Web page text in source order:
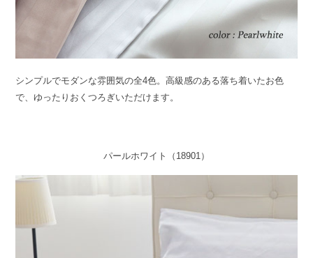
シンプルでモダンな雰囲気の全4色。高級感のある落ち着いたお色
で、ゆったりおくつろぎいただけます。
パールホワイト（18901）